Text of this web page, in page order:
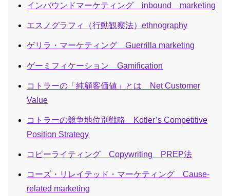
インバウンドマーケティング inbound marketing
エスノグラフィ（行動観察法）ethnography
ゲリラ・マーケティング Guerrilla marketing
ゲーミフィケーション Gamification
コトラーの「純顧客価値」とは Net Customer
Value
コトラーの競争地位別戦略 Kotler’s Competitive
Position Strategy
コピーライティング Copywriting PREP法
コーズ・リレイテッド・マーケティング Cause-
related marketing